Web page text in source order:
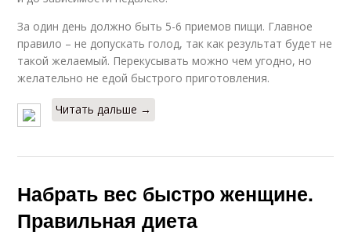
За один день должно быть 5-6 приемов пищи. Главное
правило – не допускать голод, так как результат будет не
такой желаемый. Перекусывать можно чем угодно, но
желательно не едой быстрого приготовления.
Читать дальше →
Набрать вес быстро женщине.
Правильная диета